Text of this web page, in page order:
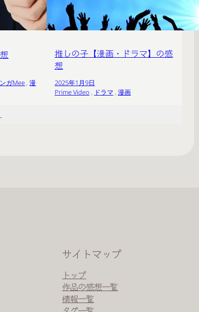
ガMee , 漫
推しの子【漫画・ドラマ】の感
想
2025年1月9日
Prime Video , ドラマ , 漫画
サイトマップ
トップ
作品の感想一覧
情報一覧